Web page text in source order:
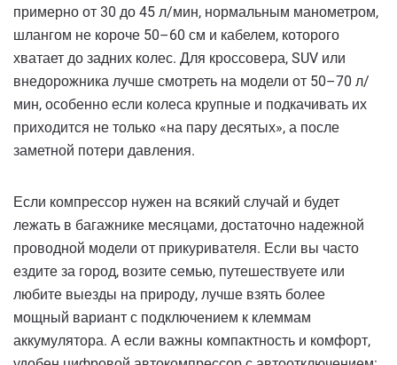
примерно от 30 до 45 л/мин, нормальным манометром,
шлангом не короче 50–60 см и кабелем, которого
хватает до задних колес. Для кроссовера, SUV или
внедорожника лучше смотреть на модели от 50–70 л/
мин, особенно если колеса крупные и подкачивать их
приходится не только «на пару десятых», а после
заметной потери давления.
Если компрессор нужен на всякий случай и будет
лежать в багажнике месяцами, достаточно надежной
проводной модели от прикуривателя. Если вы часто
ездите за город, возите семью, путешествуете или
любите выезды на природу, лучше взять более
мощный вариант с подключением к клеммам
аккумулятора. А если важны компактность и комфорт,